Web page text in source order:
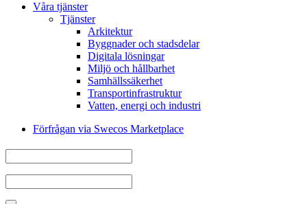
Våra tjänster
Tjänster
Arkitektur
Byggnader och stadsdelar
Digitala lösningar
Miljö och hållbarhet
Samhällssäkerhet
Transportinfrastruktur
Vatten, energi och industri
Förfrågan via Swecos Marketplace